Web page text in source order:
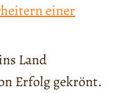
einer
Land
Erfolg gekrönt.